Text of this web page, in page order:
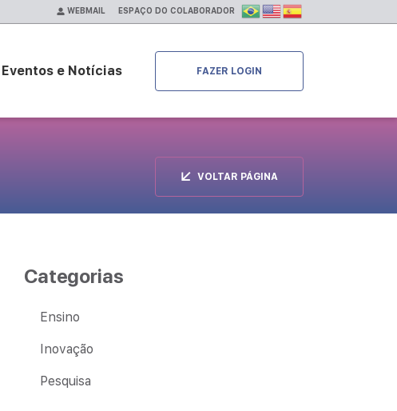
WEBMAIL ESPAÇO DO COLABORADOR
Eventos e Notícias FAZER LOGIN
VOLTAR PÁGINA
Categorias
Ensino
Inovação
Pesquisa